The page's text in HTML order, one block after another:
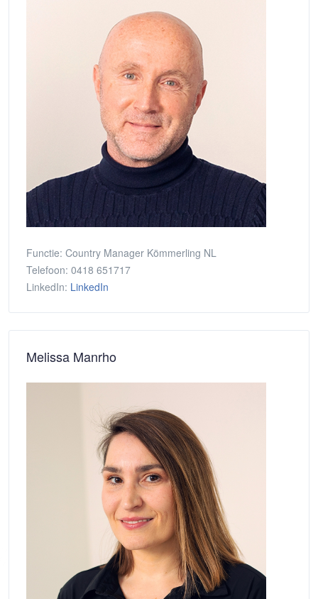
Functie: Country Manager Kömmerling NL
Telefoon: 0418 651717
LinkedIn: LinkedIn
Melissa Manrho